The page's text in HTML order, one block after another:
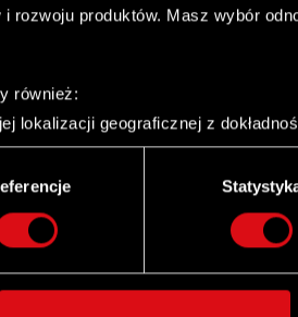
rozwoju produktów. Masz wybór
również:
lokalizacji geograficznej z
analizując
osobiste dane są przetwarzane
możesz zmienić lub wycofać swoją
treści i reklam, aby